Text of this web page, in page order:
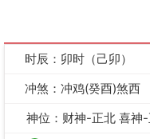
时辰：卯时（己卯）
冲煞：冲鸡(癸酉)煞西
神位：财神-正北 喜神